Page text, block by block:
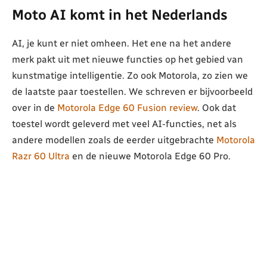
Moto AI komt in het Nederlands
AI, je kunt er niet omheen. Het ene na het andere
merk pakt uit met nieuwe functies op het gebied van
kunstmatige intelligentie. Zo ook Motorola, zo zien we
de laatste paar toestellen. We schreven er bijvoorbeeld
over in de Motorola Edge 60 Fusion review. Ook dat
toestel wordt geleverd met veel AI-functies, net als
andere modellen zoals de eerder uitgebrachte Motorola
Razr 60 Ultra en de nieuwe Motorola Edge 60 Pro.